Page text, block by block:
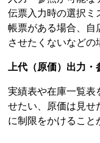
伝票入力時の選択ミ
帳票がある場合、自
させたくないなどの
上代（原価）出力・
実績表や在庫一覧表
せたい、原価は見せ
に制限をかけること